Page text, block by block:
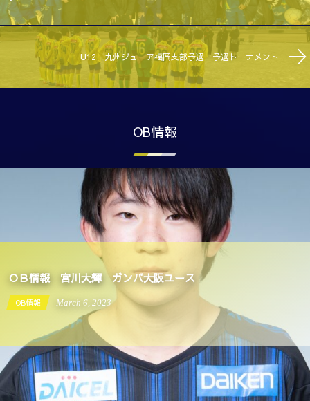
U12 九州ジュニア福岡支部予選 予選トーナメント
OB情報
大輝 ガンバ大阪ユース
6,2023